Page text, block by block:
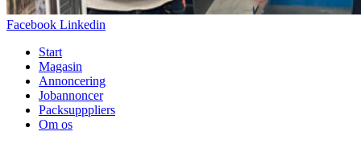
Facebook Linkedin
Start
Magasin
Annoncering
Jobannoncer
Packsupppliers
Om os